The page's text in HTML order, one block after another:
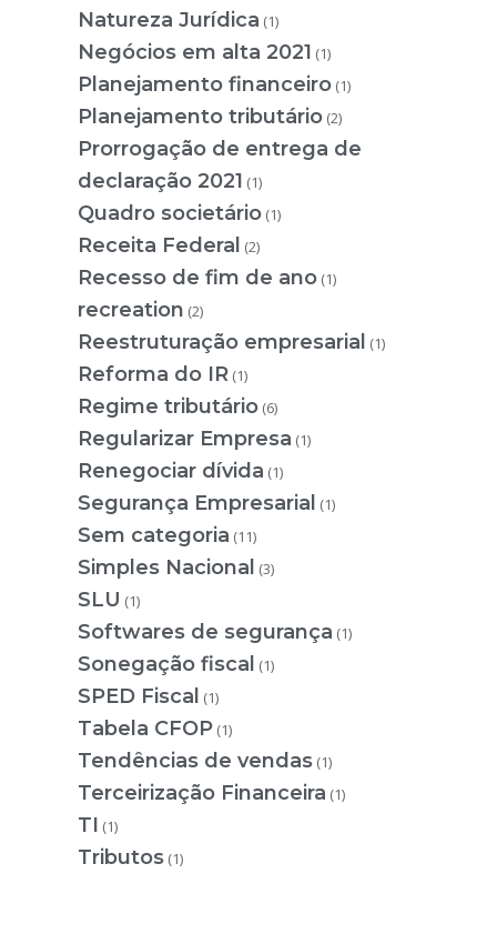
Natureza Jurídica (1)
Negócios em alta 2021 (1)
Planejamento financeiro (1)
Planejamento tributário (2)
Prorrogação de entrega de
declaração 2021 (1)
Quadro societário (1)
Receita Federal (2)
Recesso de fim de ano (1)
recreation (2)
Reestruturação empresarial (1)
Reforma do IR (1)
Regime tributário (6)
Regularizar Empresa (1)
Renegociar dívida (1)
Segurança Empresarial (1)
Sem categoria (11)
Simples Nacional (3)
SLU (1)
Softwares de segurança (1)
Sonegação fiscal (1)
SPED Fiscal (1)
Tabela CFOP (1)
Tendências de vendas (1)
Terceirização Financeira (1)
TI (1)
Tributos (1)